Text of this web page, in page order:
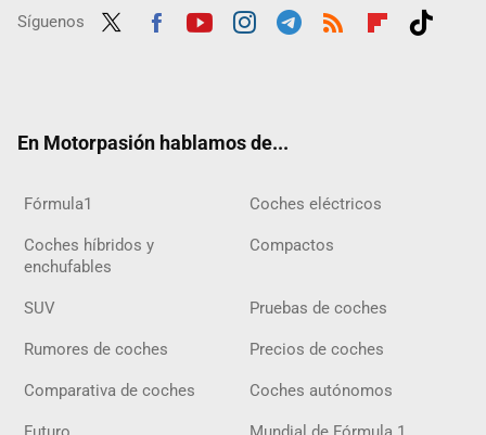
Síguenos
En Motorpasión hablamos de...
Fórmula1 Coches eléctricos
Coches híbridos y
enchufables
Compactos
SUV Pruebas de coches
Rumores de coches Precios de coches
Comparativa de coches Coches autónomos